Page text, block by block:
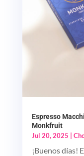
Espresso
Monkfruit
Jul 20, 2025 |
¡Buenos días!